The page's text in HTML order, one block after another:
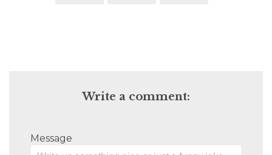
Write a comment:
Message